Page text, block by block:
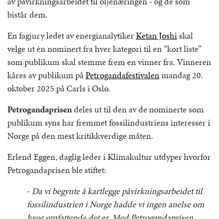
bistår dem.
En fagjury ledet av energianalytikerKetan Joshiskal
velge ut èn nominert fra hver kategori til en “kort liste”
som publikum skal stemme frem en vinner fra. Vinneren
kåres av publikum påPetrogandafestivalenmandag 20.
oktober 2025 på Carls i Oslo.
Petrogandaprisendeles ut til den av de nominerte som
publikum syns har fremmet fossilindustriens interesser i
Norge på den mest kritikkverdige måten.
Erlend Eggen, daglig leder i Klimakultur utdyper hvorfor
Petrogandaprisen ble stiftet:
-Da vi begynte å kartlegge påvirkningsarbeidet til
fossilindustrien i Norge hadde vi ingen anelse om